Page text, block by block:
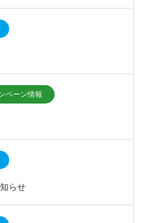
ペーン情報
らせ